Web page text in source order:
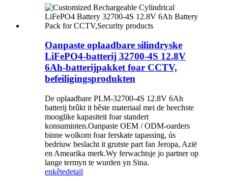
Oanpaste oplaadbare silindryske
LiFePO4-batterij 32700-4S 12.8V
6Ah-batterijpakket foar CCTV,
befeiligingsprodukten
De oplaadbare PLM-32700-4S 12.8V 6Ah
batterij brûkt it bêste materiaal mei de heechste
mooglike kapasiteit foar standert
konsuminten.Oanpaste OEM / ODM-oarders
binne wolkom foar ferskate tapassing, ús
bedriuw beslacht it grutste part fan Jeropa, Azië
en Amearika merk.Wy ferwachtsje jo partner op
lange termyn te wurden yn Sina.
enkêtedetail